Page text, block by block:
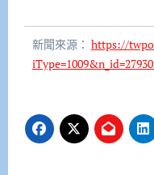
新聞來源： https://